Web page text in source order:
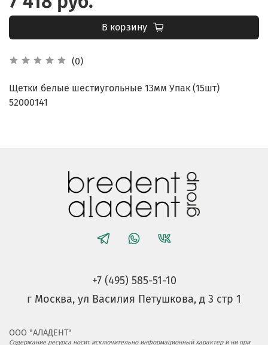
(0)
В корзину
Щетки белые шестиугольные 13мм Упак (15шт)
52000141
+7 (495) 585-51-10
г Москва, ул Василия Петушкова, д 3 стр 1
ООО "АЛАДЕНТ"
Содержание ресурса носит исключительно информационный характер и ни при